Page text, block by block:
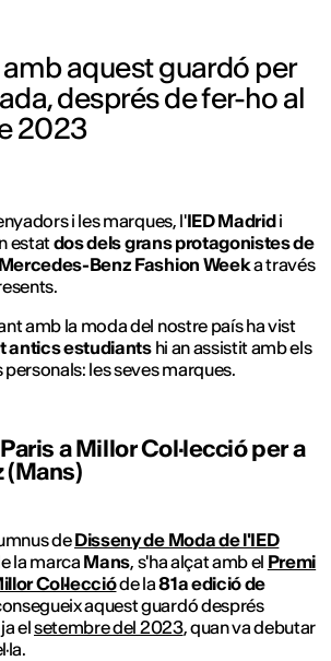
aquest guardó per
després de fer-ho al
2023
i les marques, l'IEDMadridi
estatdos dels grans protagonistes de
Benz Fashion Weeka través
amb la moda del nostre país ha vist
antics estudiantshi an assistit amb els
les seves marques.
a Millor Col·lecció per a
(Mans)
deDisseny de Moda de l'IED
la marca Mans, s'ha alçat amb el Premi
Col·leccióde la81a edició de
aquest guardó després
elsetembre del 2023, quan va debutar